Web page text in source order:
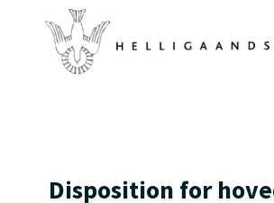
Disposition for